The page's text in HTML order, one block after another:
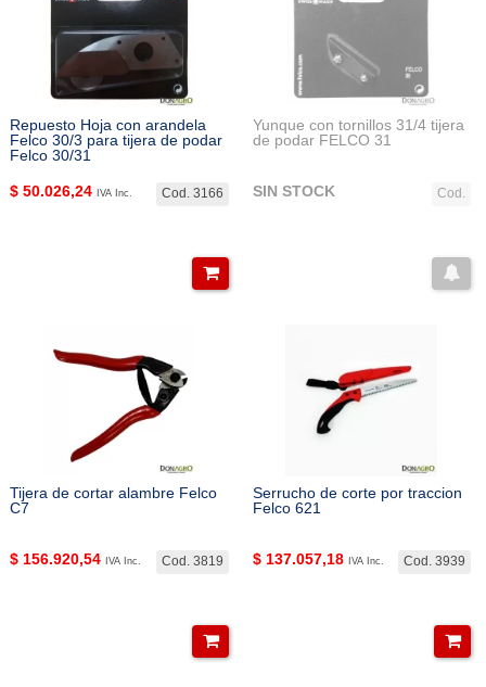
Repuesto Hoja con arandela
Felco 30/3 para tijera de podar
Felco 30/31
Cod. 3166
$ 50.026,24 IVA Inc.
Yunque con tornillos 31/4 tijera
de podar FELCO 31
Cod.
SIN STOCK
Tijera de cortar alambre Felco
C7
Cod. 3819
$ 156.920,54 IVA Inc.
Serrucho de corte por traccion
Felco 621
Cod. 3939
$ 137.057,18 IVA Inc.